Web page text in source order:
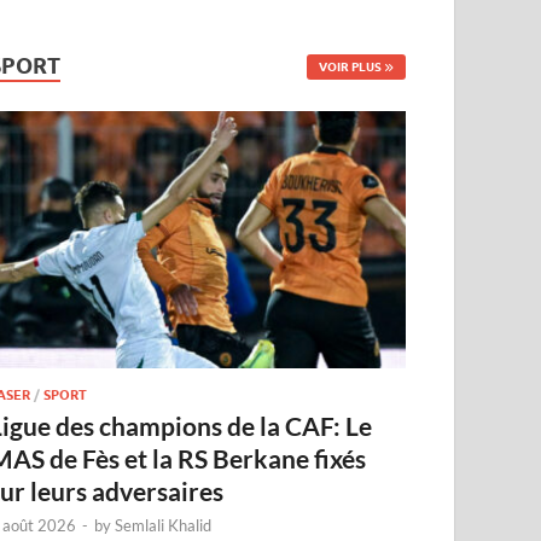
VOIR PLUS
/SPORT
des champions de la CAF: Le
de Fès et la RS Berkane fixés
leurs adversaires
2026 - bySemlali Khalid